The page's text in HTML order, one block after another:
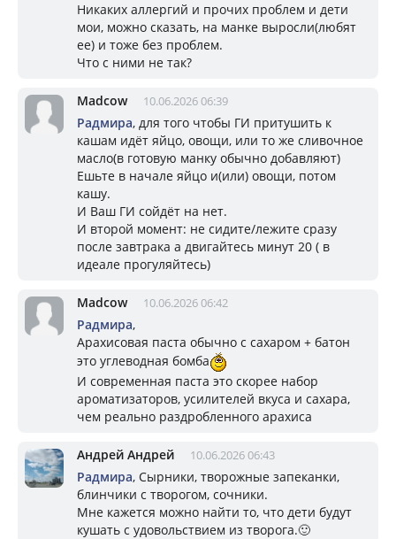
Никаких аллергий и прочих проблем и дети
мои, можно сказать, на манке выросли(любят
ее) и тоже без проблем.
Что с ними не так?
Madcow 10.06.2026 06:39
Радмира, для того чтобы ГИ притушить к
кашам идёт яйцо, овощи, или то же сливочное
масло(в готовую манку обычно добавляют)
Ешьте в начале яйцо и(или) овощи, потом
кашу.
И Ваш ГИ сойдёт на нет.
И второй момент: не сидите/лежите сразу
после завтрака а двигайтесь минут 20 ( в
идеале прогуляйтесь)
Madcow 10.06.2026 06:42
Радмира,
Арахисовая паста обычно с сахаром + батон
это углеводная бомба
И современная паста это скорее набор
ароматизаторов, усилителей вкуса и сахара,
чем реально раздробленного арахиса
Андрей Андрей 10.06.2026 06:43
Радмира, Сырники, творожные запеканки,
блинчики с творогом, сочники.
Мне кажется можно найти то, что дети будут
кушать с удовольствием из творога.🙂